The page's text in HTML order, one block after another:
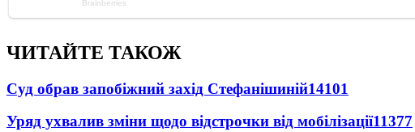
ЧИТАЙТЕ ТАКОЖ
Суд обрав запобіжний захід Стефанішиній14101
Уряд ухвалив зміни щодо відстрочки від мобілізації11377